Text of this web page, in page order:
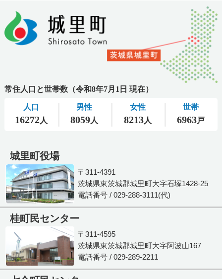
城里町役場
〒311-4391
茨城県東茨城郡城里町大字石塚1428-25
電話番号 / 029-288-3111(代)
桂町民センター
〒311-4595
茨城県東茨城郡城里町大字阿波山167
電話番号 / 029-289-2211